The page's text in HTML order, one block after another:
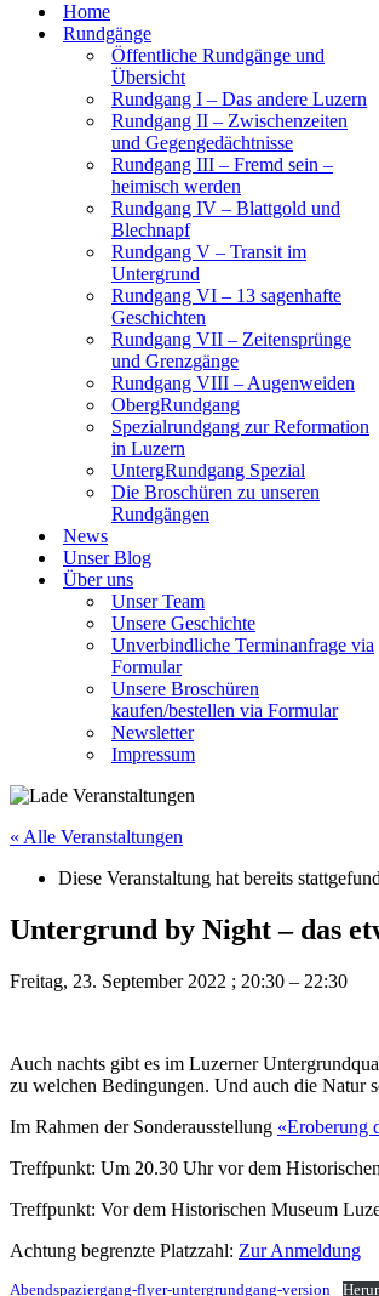
Home
Rundgänge
Öffentliche Rundgänge und
Übersicht
Rundgang I – Das andere Luzern
Rundgang II – Zwischenzeiten
und Gegengedächtnisse
Rundgang III – Fremd sein –
heimisch werden
Rundgang IV – Blattgold und
Blechnapf
Rundgang V – Transit im
Untergrund
Rundgang VI – 13 sagenhafte
Geschichten
Rundgang VII – Zeitensprünge
und Grenzgänge
Rundgang VIII – Augenweiden
ObergRundgang
Spezialrundgang zur Reformation
in Luzern
UntergRundgang Spezial
Die Broschüren zu unseren
Rundgängen
News
Unser Blog
Über uns
Unser Team
Unsere Geschichte
Unverbindliche Terminanfrage via
Formular
Unsere Broschüren
kaufen/bestellen via Formular
Newsletter
Impressum
« Alle Veranstaltungen
Diese Veranstaltung hat bereits
Untergrund by Night – das
Freitag, 23. September 2022 ; 20:30 – 22:30
Auch nachts gibt es im Luzerner
zu welchen Bedingungen. Und auch die Natur
Im Rahmen der Sonderausstellung «Eroberung
Treffpunkt: Um 20.30 Uhr vor dem
Treffpunkt: Vor dem Historischen Museum
Achtung begrenzte Platzzahl: Zur Anmeldung
Abendspaziergang-flyer-untergrundgang-version